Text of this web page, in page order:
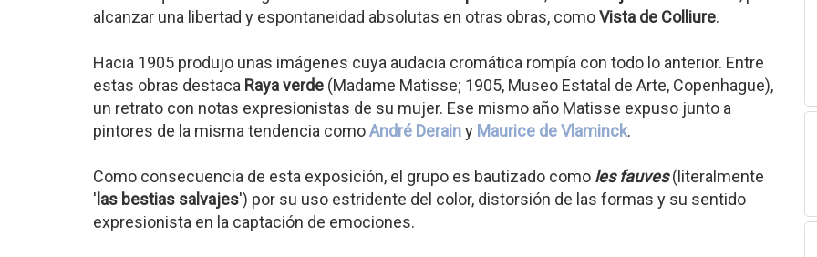
alcanzar una libertad y espontaneidad absolutas en otras obras, comoVista de Colliure.
Hacia 1905 produjo unas imágenes cuya audacia cromática rompía con todo lo anterior. Entre
estas obras destaca Raya verde (Madame Matisse; 1905, Museo Estatal de Arte, Copenhague),
un retrato con notas expresionistas de su mujer. Ese mismo año Matisse expuso junto a
pintores de la misma tendencia comoAndré Derainy Maurice de Vlaminck.
Como consecuencia de esta exposición, el grupo es bautizado como les fauves(literalmente
' las bestias salvajes') por su uso estridente del color, distorsión de las formas y su sentido
expresionista en la captación de emociones.